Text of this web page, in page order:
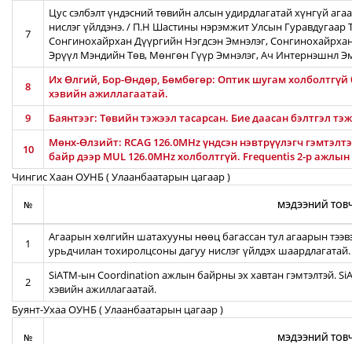
7
Цус сэлбэлт үндэсний төвийн алсын удирдлагатай хүнгүй
нислэг үйлдэнэ. / П.Н Шастины нэрэмжит Улсын Гуравдугаар
Сонгинохайрхан Дүүргийн Нэгдсэн Эмнэлэг,
Эрүүл Мэндийн Төв, Мөнгөн Гүүр Эмнэлэг, Ач Интернэшнл
8
Их Өлгий, Бор-Өндөр, Бөмбөгөр: Оптик шугам холболтгүй
хэвийн ажиллагаатай.
9
Баянтээг: Төвийн тэжээл тасарсан. Бие даасан бэлтгэл
10
Мөнх-Өлзийт: RCAG 126.0MHz үндсэн нэвтрүүлэгч
байр дээр MUL 126.0MHz холболтгүй. Frequentis 2-р
Чингис Хаан ОУНБ ( Улаанбаатарын цагаар )
№ МЭДЭЭНИЙ
1
Агаарын хөлгийн шатахууны нөөц багассан тул агаарын
урьдчилан тохиролцсоны дагуу нислэг үйлдэх шаардлагатай.
2
SiATM-ын Coordination ажлын байрны эх хавтан гэмтэлтэй.
хэвийн ажиллагаатай.
Буянт-Ухаа ОУНБ ( Улаанбаатарын цагаар )
№ МЭДЭЭНИЙ